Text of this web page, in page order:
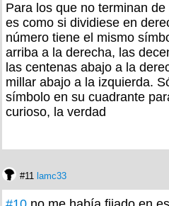
Para los que no terminan
es como si dividiese en
número tiene el mismo
arriba a la derecha, las
las centenas abajo a la
millar abajo a la izquierda.
símbolo en su cuadrante
curioso, la verdad
#11 lamc33